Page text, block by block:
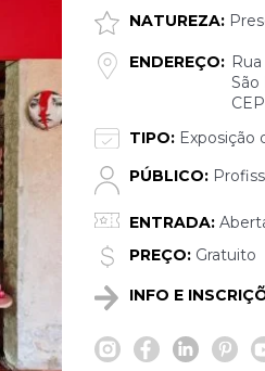
NATUREZA:
ENDEREÇO:
São
TIPO: Exposição
PÚBLICO:
ENTRADA:
PREÇO: Gratuito
INFO E